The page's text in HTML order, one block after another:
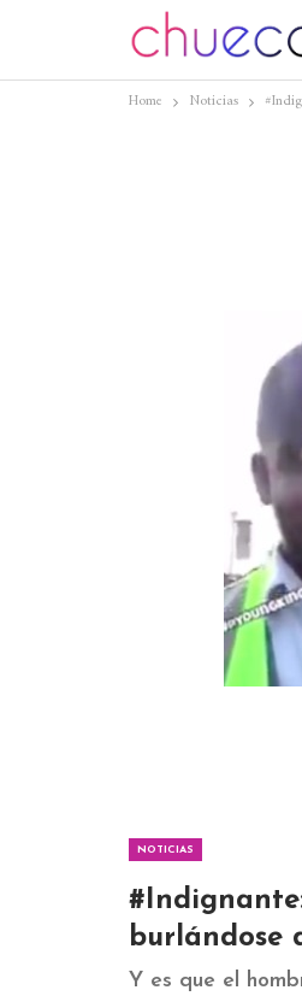
Home Noticias
NOTICIAS
burlándose
Y es que el